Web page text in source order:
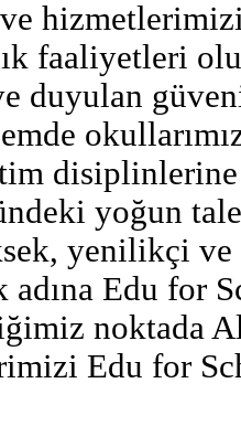
faaliyetleri
duyulan
yoğun
yenilikçi
Edu for
noktada
Edu for